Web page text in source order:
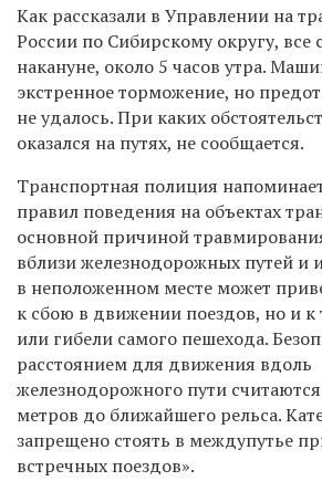
Как рассказали в Управлении на
России по Сибирскому округу, все
накануне, около 5 часов утра.
экстренное торможение, но
не удалось. При каких
оказался на путях, не сообщается.
Транспортная полиция
правил поведения на объектах
основной причиной
вблизи железнодорожных путей и
в неположенном месте может
к сбою в движении поездов, но и
или гибели самого пешехода.
расстоянием для движения вдоль
железнодорожного пути
метров до ближайшего рельса.
запрещено стоять в междупутье
встречных поездов».